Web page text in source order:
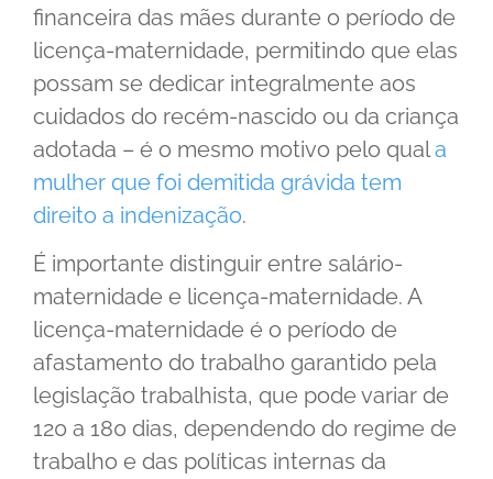
financeira das mães durante o período de
licença-maternidade, permitindo que elas
possam se dedicar integralmente aos
cuidados do recém-nascido ou da criança
adotada – é o mesmo motivo pelo quala
mulher que foi demitida grávida tem
direito a indenização.
É importante distinguir entre salário-
maternidade e licença-maternidade. A
licença-maternidade é o período de
afastamento do trabalho garantido pela
legislação trabalhista, que pode variar de
120 a 180 dias, dependendo do regime de
trabalho e das políticas internas da